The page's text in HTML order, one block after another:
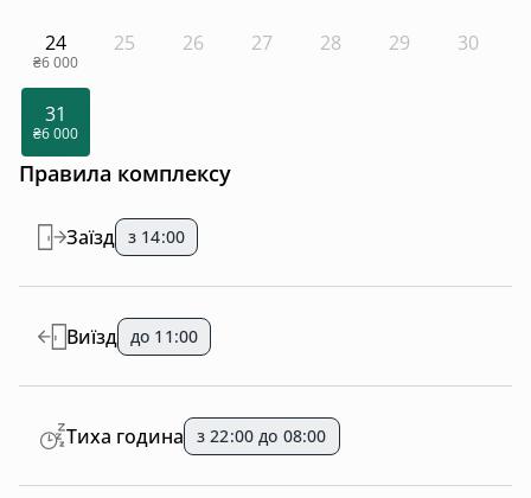
24
₴6 000
25 26 27 28 29 30
31
₴6 000
Правила комплексу
Заїзд з 14:00
Виїзд до 11:00
Тиха година з 22:00 до 08:00